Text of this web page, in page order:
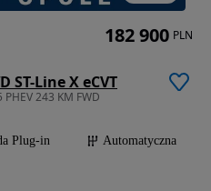
ST-Line X eCVT
243 KM FWD
Plug-in
Automatyczna
182 900 PLN